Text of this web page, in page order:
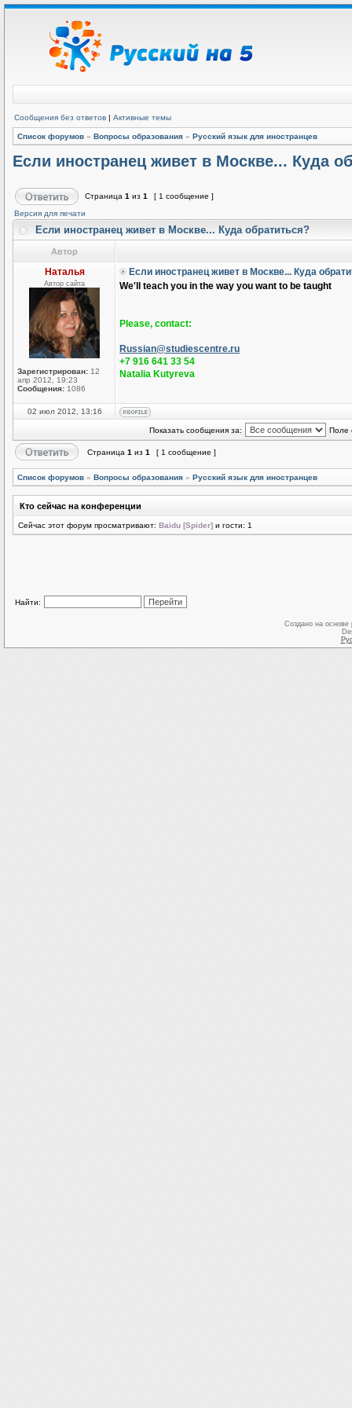
Сообщения без ответов | Активные темы
Список форумов » Вопросы образования » Русский язык для иностранцев
Если иностранец живет в Москве... Куда
Страница 1 из 1
[ 1 сообщение ]
Версия для печати
Если иностранец живет в Москве... Куда обратиться?
Автор
Наталья
Автор сайта
Зарегистрирован: 12
апр 2012, 19:23
Сообщения: 1086
Если иностранец живет в Москве... Куда
We'll teach you in the way you want to be taught
Please, contact:
Russian@studiescentre.ru
+7 916 641 33 54
Natalia Kutyreva
02 июл 2012, 13:16
Показать сообщения за: Поле
Страница 1 из 1 [ 1 сообщение ]
Список форумов » Вопросы образования » Русский язык для иностранцев
Кто сейчас на конференции
Сейчас этот форум просматривают: Baidu [Spider] и гости: 1
Найти:
Создано на основе